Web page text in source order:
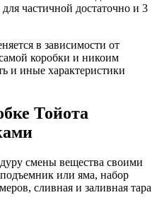
частичной достаточно и 3
в зависимости от
коробки и никоим
и иные характеристики
Тойота
смены вещества своими
или яма, набор
сливная и заливная тара